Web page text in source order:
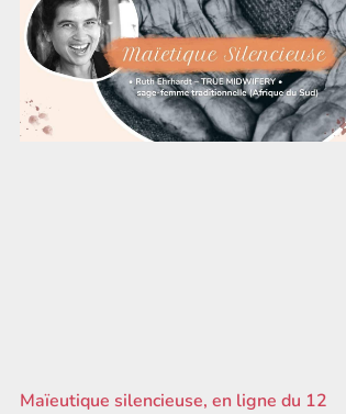
Maïeutique silencieuse, en ligne du 12